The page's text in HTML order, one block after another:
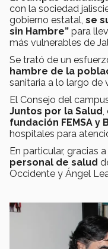
con la sociedad
gobierno estatal, se
sin Hambre” para
más vulnerables de
Se trató de un
hambre de la
sanitaria a lo largo de
El Consejo del
Juntos por la Salud,
fundación FEMSA y
hospitales para
En particular, gracias
personal de salud
Occidente y Ángel